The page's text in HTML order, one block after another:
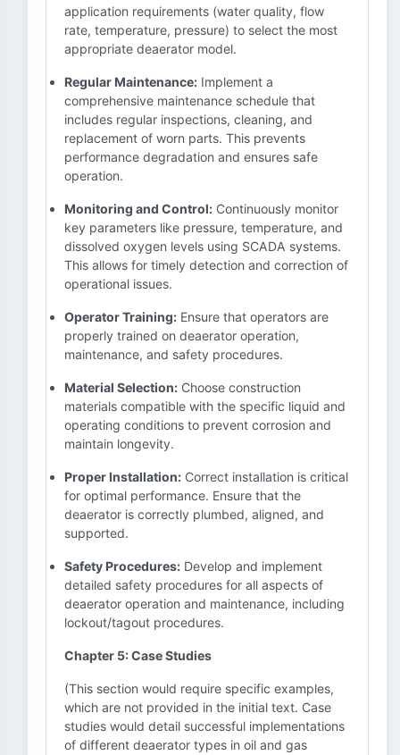
application requirements (water quality, flow
rate, temperature, pressure) to select the most
appropriate deaerator model.
Regular Maintenance: Implement a
comprehensive maintenance schedule that
includes regular inspections, cleaning, and
replacement of worn parts. This prevents
performance degradation and ensures safe
operation.
Monitoring and Control: Continuously monitor
key parameters like pressure, temperature, and
dissolved oxygen levels using SCADA systems.
This allows for timely detection and correction of
operational issues.
Operator Training: Ensure that operators are
properly trained on deaerator operation,
maintenance, and safety procedures.
Material Selection: Choose construction
materials compatible with the specific liquid and
operating conditions to prevent corrosion and
maintain longevity.
Proper Installation: Correct installation is critical
for optimal performance. Ensure that the
deaerator is correctly plumbed, aligned, and
supported.
Safety Procedures: Develop and implement
detailed safety procedures for all aspects of
deaerator operation and maintenance, including
lockout/tagout procedures.
Chapter 5: Case Studies
(This section would require specific examples,
which are not provided in the initial text. Case
studies would detail successful implementations
of different deaerator types in oil and gas